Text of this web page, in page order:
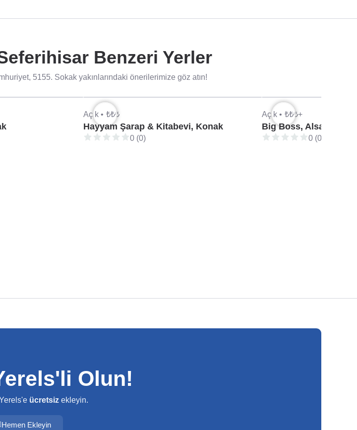
Benzeri Yerler
5155. Sokak yakınlarındaki önerilerimize göz atın!
Açık • ₺₺₺
Hayyam Şarap & Kitabevi, Konak
0 (0)
Açık • ₺₺₺+
Big Boss, Alsancak
0 (0)
Olun!
ücretsiz ekleyin.
Hemen Ekleyin